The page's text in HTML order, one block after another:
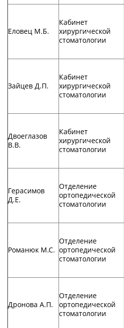
Еловец М.Б.
Кабинет
хирургической
стоматологии
Зайцев Д.П.
Кабинет
хирургической
стоматологии
Двоеглазов
В.В.
Кабинет
хирургической
стоматологии
Герасимов
Д.Е.
Отделение
ортопедической
стоматологии
Романюк М.С.
Отделение
ортопедической
стоматологии
Дронова А.П.
Отделение
ортопедической
стоматологии